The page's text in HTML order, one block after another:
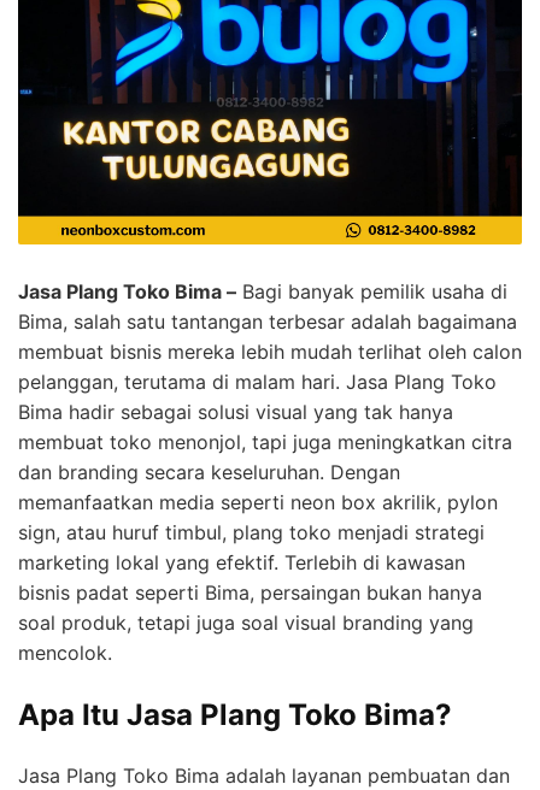
Jasa Plang Toko Bima – Bagi banyak pemilik usaha di
Bima, salah satu tantangan terbesar adalah bagaimana
membuat bisnis mereka lebih mudah terlihat oleh calon
pelanggan, terutama di malam hari. Jasa Plang Toko
Bima hadir sebagai solusi visual yang tak hanya
membuat toko menonjol, tapi juga meningkatkan citra
dan branding secara keseluruhan. Dengan
memanfaatkan media seperti neon box akrilik, pylon
sign, atau huruf timbul, plang toko menjadi strategi
marketing lokal yang efektif. Terlebih di kawasan
bisnis padat seperti Bima, persaingan bukan hanya
soal produk, tetapi juga soal visual branding yang
mencolok.
Apa Itu Jasa Plang Toko Bima?
Jasa Plang Toko Bima adalah layanan pembuatan dan